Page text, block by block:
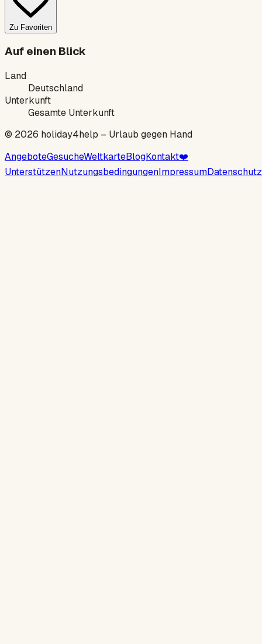
Zu Favoriten
Auf einen Blick
Land
Deutschland
Unterkunft
Gesamte Unterkunft
© 2026 holiday4help – Urlaub gegen Hand
AngeboteGesucheWeltkarteBlogKontakt❤️
UnterstützenNutzungsbedingungenImpressumDatenschutz